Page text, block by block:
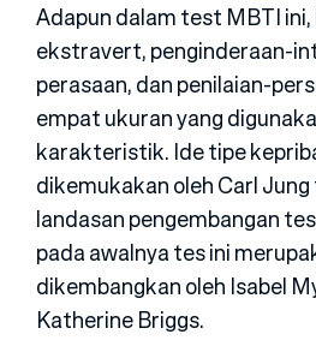
Adapun dalam test MBTI
ekstravert, penginderaan-
perasaan, dan penilaian-
empat ukuran yang
karakteristik. Ide tipe
dikemukakan oleh Carl
landasan pengembangan
pada awalnya tes ini
dikembangkan oleh Isabel
Katherine Briggs.